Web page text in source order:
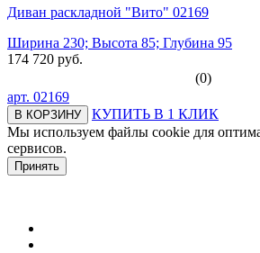
Диван раскладной "Вито" 02169
Ширина 230; Высота 85; Глубина 95
174 720 руб.
(0)
арт. 02169
В КОРЗИНУ
КУПИТЬ В 1 КЛИК
Мы используем файлы cookie для
сервисов.
Принять